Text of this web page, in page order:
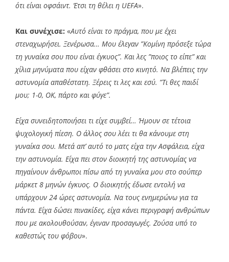
ότι είναι οφσάιντ. Έτσι τη θέλει η UEFA».
Και συνέχισε: «Αυτό είναι το πράγμα, που με έχει
στεναχωρήσει. Ξενέρωσα… Μου έλεγαν ”Κομίνη πρόσεξε τώρα
τη γυναίκα σου που είναι έγκυος”. Και λες ”ποιος το είπε” και
χίλια μηνύματα που είχαν φθάσει στο κινητό. Να βλέπεις την
αστυνομία απαθέστατη. Ξέρεις τι λες και εσύ. ”Τι θες παιδί
μου; 1-0, ΟΚ, πάρτο και φύγε”.
Είχα συνειδητοποιήσει τι είχε συμβεί… Ήμουν σε τέτοια
ψυχολογική πίεση. Ο άλλος σου λέει τι θα κάνουμε στη
γυναίκα σου. Μετά απ’ αυτό το ματς είχα την Ασφάλεια, είχα
την αστυνομία. Είχα πει στον διοικητή της αστυνομίας να
πηγαίνουν άνθρωποι πίσω από τη γυναίκα μου στο σούπερ
μάρκετ 8 μηνών έγκυος. Ο διοικητής έδωσε εντολή να
υπάρχουν 24 ώρες αστυνομία. Να τους ενημερώνω για τα
πάντα. Είχα δώσει πινακίδες, είχα κάνει περιγραφή ανθρώπων
που με ακολουθούσαν, έγιναν προσαγωγές. Ζούσα υπό το
καθεστώς του φόβου».